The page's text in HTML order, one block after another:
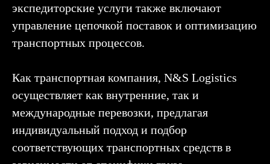
экспедиторские услуги также включают
управление цепочкой поставок и оптимизацию
транспортных процессов.
Как транспортная компания, N&S Logistics
осуществляет как внутренние, так и
международные перевозки, предлагая
индивидуальный подход и подбор
соответствующих транспортных средств в